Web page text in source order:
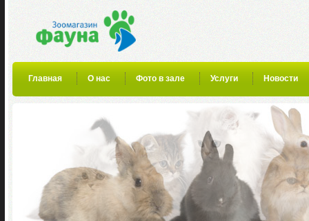
Главная О нас Фото в зале Услуги Новости